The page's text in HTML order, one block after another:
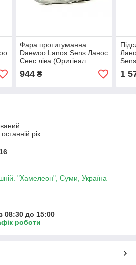
Фара протитуманна
Daewoo Lanos Sens Ланос
Сенс ліва (Оригінал
Польща)
944₴ 1
рік
"Хамелеон", Суми, Україна
08:30 до 15:00
роботи